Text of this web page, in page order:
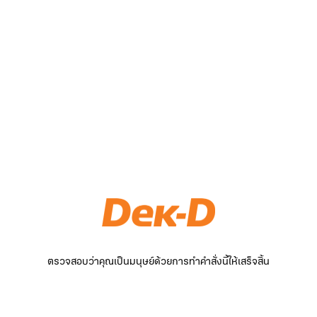
ตรวจสอบว่าคุณเป็นมนุษย์ด้วยการทำคำสั่งนี้ให้เสร็จสิ้น